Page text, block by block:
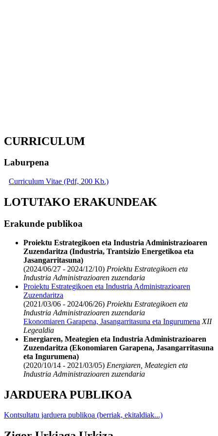
CURRICULUM
Laburpena
Curriculum Vitae (Pdf, 200 Kb.)
LOTUTAKO ERAKUNDEAK
Erakunde publikoa
Proiektu Estrategikoen eta Industria Administrazioaren
Zuzendaritza (Industria, Trantsizio Energetikoa eta
Jasangarritasuna)
(2024/06/27 - 2024/12/10) Proiektu Estrategikoen eta
Industria Administrazioaren zuzendaria
Proiektu Estrategikoen eta Industria Administrazioaren
Zuzendaritza
(2021/03/06 - 2024/06/26) Proiektu Estrategikoen eta
Industria Administrazioaren zuzendaria
Ekonomiaren Garapena, Jasangarritasuna eta Ingurumena XII
Legealdia
Energiaren, Meategien eta Industria Administrazioaren
Zuzendaritza (Ekonomiaren Garapena, Jasangarritasuna
eta Ingurumena)
(2020/10/14 - 2021/03/05) Energiaren, Meategien eta
Industria Administrazioaren zuzendaria
JARDUERA PUBLIKOA
Kontsultatu jarduera publikoa (berriak, ekitaldiak...)